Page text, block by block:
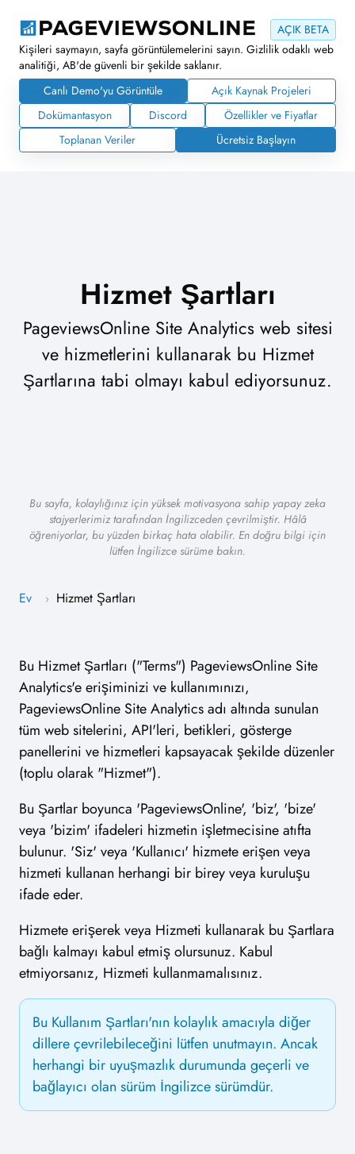
AÇIK BETA
Kişileri saymayın, sayfa görüntülemelerini sayın. Gizlilik odaklı web
analitiği, AB'de güvenli bir şekilde saklanır.
Canlı Demo'yu Görüntüle
Açık Kaynak Projeleri
Dokümantasyon
Discord
Özellikler ve Fiyatlar
Toplanan Veriler
Ücretsiz Başlayın
Hizmet Şartları
PageviewsOnline Site Analytics web sitesi
ve hizmetlerini kullanarak bu Hizmet
Şartlarına tabi olmayı kabul ediyorsunuz.
Bu sayfa, kolaylığınız için yüksek motivasyona sahip yapay zeka
stajyerlerimiz tarafından İngilizceden çevrilmiştir. Hâlâ
öğreniyorlar, bu yüzden birkaç hata olabilir. En doğru bilgi için
lütfen İngilizce sürüme bakın.
Ev › Hizmet Şartları
Bu Hizmet Şartları ("Terms") PageviewsOnline Site
Analytics'e erişiminizi ve kullanımınızı,
PageviewsOnline Site Analytics adı altında sunulan
tüm web sitelerini, API'leri, betikleri, gösterge
panellerini ve hizmetleri kapsayacak şekilde düzenler
(toplu olarak "Hizmet").
Bu Şartlar boyunca 'PageviewsOnline', 'biz', 'bize'
veya 'bizim' ifadeleri hizmetin işletmecisine atıfta
bulunur. 'Siz' veya 'Kullanıcı' hizmete erişen veya
hizmeti kullanan herhangi bir birey veya kuruluşu
ifade eder.
Hizmete erişerek veya Hizmeti kullanarak bu Şartlara
bağlı kalmayı kabul etmiş olursunuz. Kabul
etmiyorsanız, Hizmeti kullanmamalısınız.
Bu Kullanım Şartları'nın kolaylık amacıyla diğer
dillere çevrilebileceğini lütfen unutmayın. Ancak
herhangi bir uyuşmazlık durumunda geçerli ve
bağlayıcı olan sürüm İngilizce sürümdür.